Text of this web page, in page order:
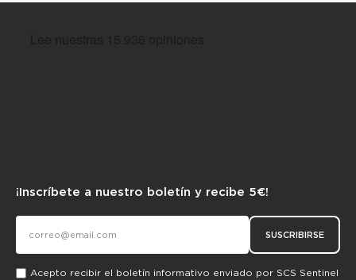
¡Inscríbete a nuestro boletín y recibe 5€!
SUSCRIBIRSE
Acepto recibir el boletín informativo enviado por SCS Sentinel